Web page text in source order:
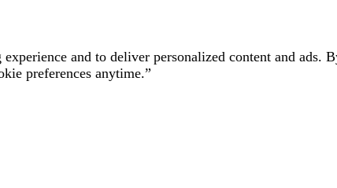
and to deliver personalized content and ads.
preferences anytime.”